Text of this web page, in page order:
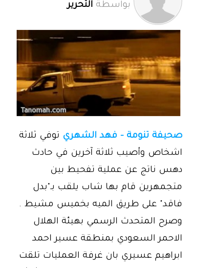
بواسطة التحرير
صحيفة تنومة - فهد الشهري توفي ثلاثة
اشخاص وأصيب ثلاثة آخرين في حادث
دهس ناتج عن عملية تفحيط بين
متجمهرين قام بها شاب يلقب بـ"بدل
فاقد" على طريق الميه بخميس مشيط .
وصرح المتحدث الرسمي بهيئة الهلال
الاحمر السعودي بمنطقة عسير احمد
ابراهيم عسيري بان غرفة العمليات تلقت